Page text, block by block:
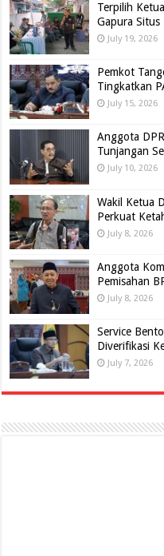
Terpilih
Gapura Situs
July 19, 2026
Pemkot
Tingkatkan
July 15, 2026
Anggota
Tunjangan
July 10, 2026
Wakil Ketua
Perkuat
July 8, 2026
Anggota
Pemisahan
July 8, 2026
Service
Diverifikasi
July 7, 2026